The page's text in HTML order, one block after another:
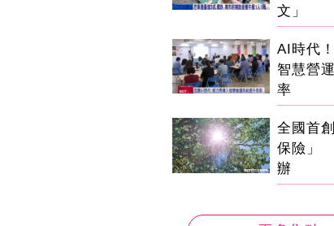
文」
AI時代
智慧營
率
全國首
保險」
辦